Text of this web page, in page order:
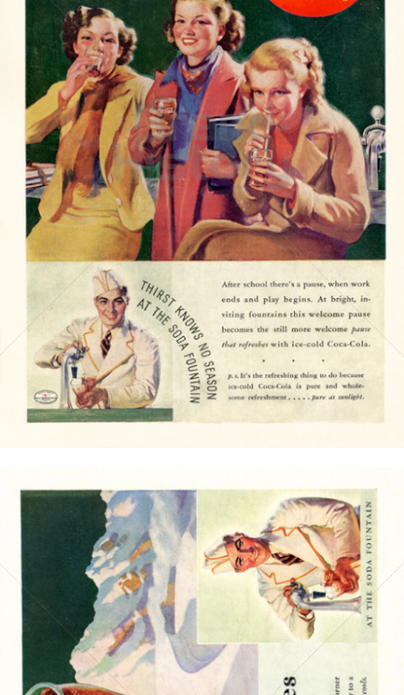
Coca-Cola Coca-Cola GmbH 1937